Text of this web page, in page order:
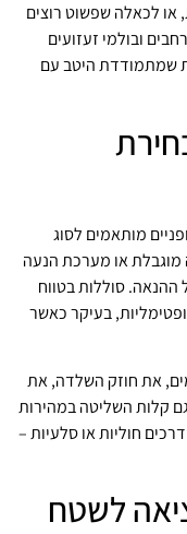
או לכאלה שפשוט רוצים
ובולמי זעזועים
שמתמודדת היטב עם
מותאמים לסוג
מוגבלת או מערכת הנעה
סוללות בטווח
אופטימליות, בעיקר כאשר
את חוזק השלדה, את
קלות השליטה במהירות
חוליות או סלעיות –
לשטח